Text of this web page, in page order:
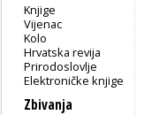
Knjige
Vijenac
Kolo
Hrvatska revija
Prirodoslovlje
Elektroničke knjige
Zbivanja